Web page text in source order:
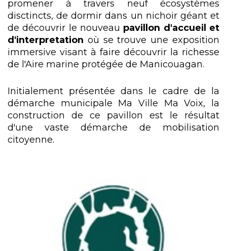
promener à travers neuf écosystèmes
disctincts, de dormir dans un nichoir géant et
de découvrir le nouveau pavillon d'accueil et
d'interpretation où se trouve une exposition
immersive visant à faire découvrir la richesse
de l'Aire marine protégée de Manicouagan.
Initialement présentée dans le cadre de la
démarche municipale Ma Ville Ma Voix, la
construction de ce pavillon est le résultat
d'une vaste démarche de mobilisation
citoyenne.